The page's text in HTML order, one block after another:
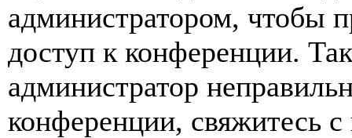
администратором, чтобы
доступ к конференции.
администратор
конференции, свяжитесь